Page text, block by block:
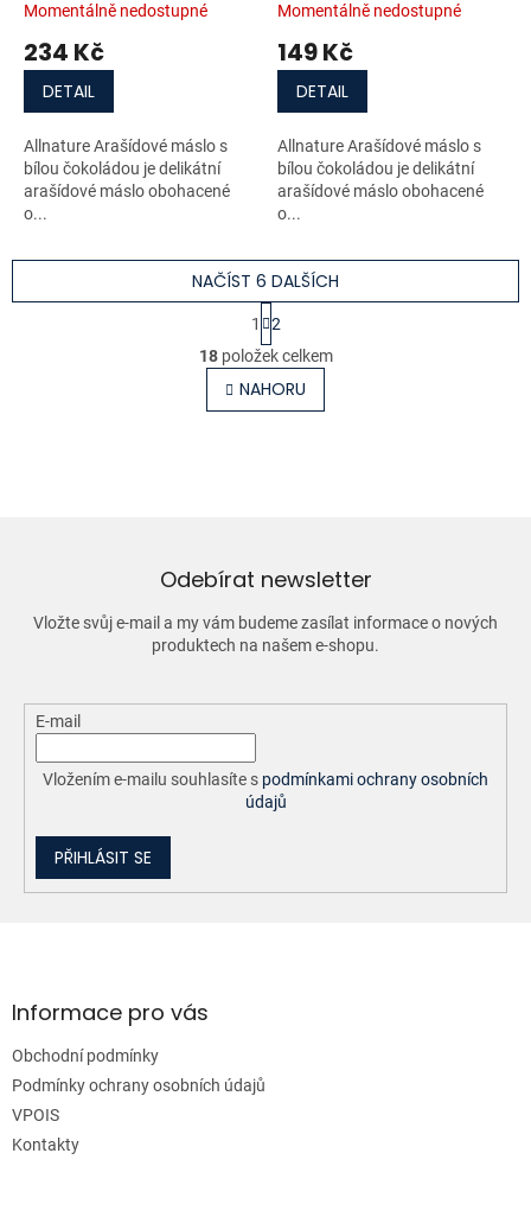
Momentálně nedostupné
234 Kč
DETAIL
Allnature Arašídové máslo s
bílou čokoládou je delikátní
arašídové máslo obohacené
o...
Momentálně nedostupné
149 Kč
DETAIL
Allnature Arašídové máslo s
bílou čokoládou je delikátní
arašídové máslo obohacené
o...
O
v
l
á
v
k
y
v
ý
i
NAČÍST 6 DALŠÍCH
S
t
r
á
n
k
1
2
18položek celkem
NAHORU
Odebírat newsletter
Vložte svůj e-mail a my vám budeme zasílat informace o nových
produktech na našem e-shopu.
E-mail
Vložením e-mailu souhlasíte s podmínkami ochrany osobních
údajů
PŘIHLÁSIT SE
aInformace pro vás
Obchodní podmínky
Podmínky ochrany osobních údajů
VPOIS
Kontakty